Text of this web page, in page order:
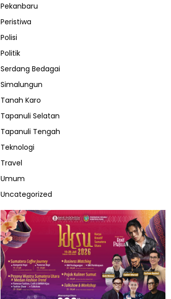
Pekanbaru
Peristiwa
Polisi
Politik
Serdang Bedagai
Simalungun
Tanah Karo
Tapanuli Selatan
Tapanuli Tengah
Teknologi
Travel
Umum
Uncategorized